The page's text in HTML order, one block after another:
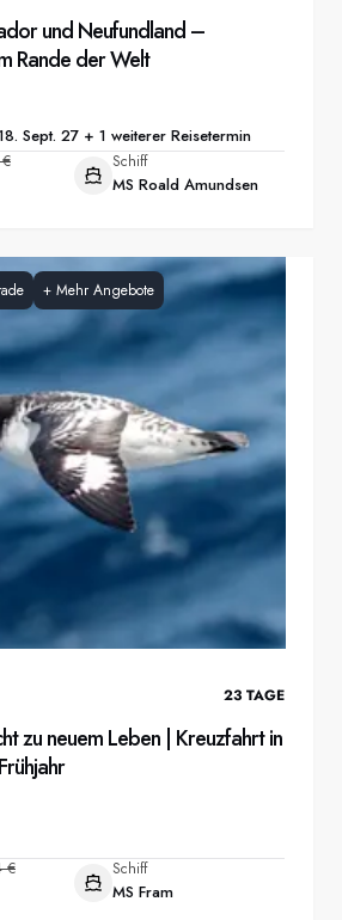
und Neufundland –
Rande der Welt
Sept. 27 + 1 weiterer Reisetermin
Schiff
MS Roald Amundsen
+ Mehr Angebote
23 TAGE
zu neuem Leben | Kreuzfahrt in
€ Schiff
MS Fram